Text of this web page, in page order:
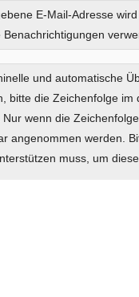
E-Mail-Adresse
Benachrichtigungen
und automatische
bitte die Zeichenfolge
Nur wenn die
angenommen werden.
muss, um